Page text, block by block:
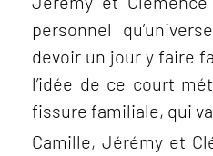
personnel
devoir un jour y faire
l’idée de ce court
fissure familiale, qui
Camille, Jérémy et